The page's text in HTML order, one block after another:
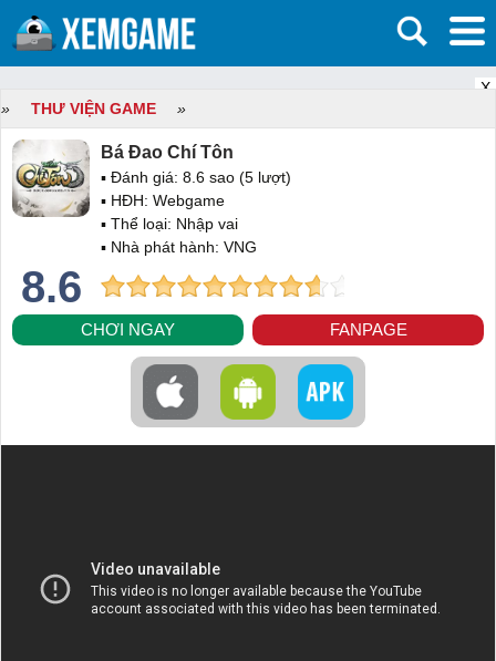
X
»
THƯ VIỆN GAME »
Bá Đao Chí Tôn
▪ Đánh giá: 8.6 sao (5 lượt)
▪ HĐH: Webgame
▪ Thể loại: Nhập vai
▪ Nhà phát hành: VNG
8.6
CHƠI NGAY FANPAGE